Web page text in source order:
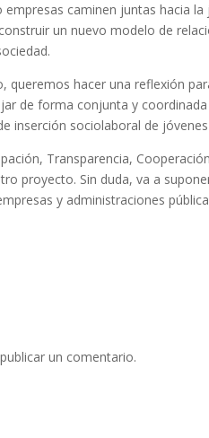
caminen juntas hacia la
un nuevo modelo de
queremos hacer una reflexión
de forma conjunta y
inserción sociolaboral de
Transparencia,
proyecto. Sin duda, va a
y administraciones
un comentario.